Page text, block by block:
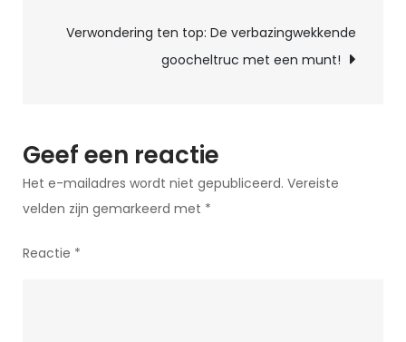
Verwondering ten top: De verbazingwekkende
goocheltruc met een munt!
Geef een reactie
Het e-mailadres wordt niet gepubliceerd. Vereiste
velden zijn gemarkeerd met *
Reactie *